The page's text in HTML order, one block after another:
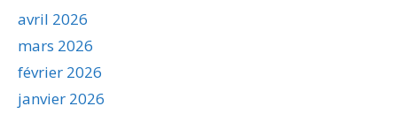
avril 2026
mars 2026
février 2026
janvier 2026